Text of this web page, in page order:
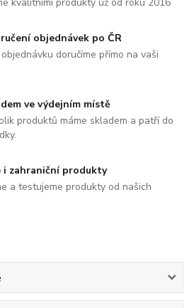
objednávek po ČR
doručíme přímo na vaši
ve výdejním místě
produktů máme skladem a patří do
i zahraniční produkty
a testujeme produkty od našich